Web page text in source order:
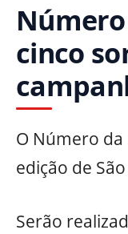
cinco
O Número
edição de São
Serão